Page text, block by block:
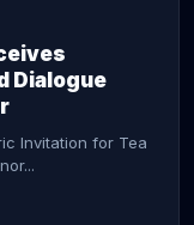
Dialogue
Invitation for Tea